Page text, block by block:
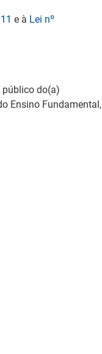
e à Lei nº
público do(a)
Ensino Fundamental,